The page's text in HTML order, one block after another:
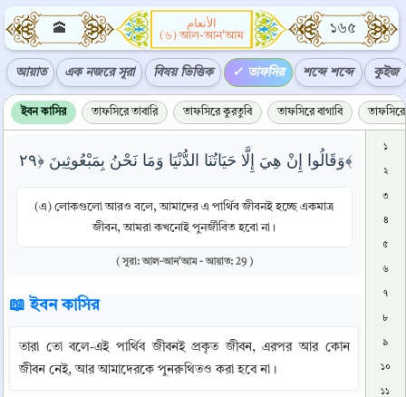
🕋
الأنعام
(৬) আল-আন'আম
১৬৫
আয়াত এক নজরে সূরা বিষয় ভিত্তিক তাফসির শব্দে শব্দে কুইজ
ইবন কাসির তাফসিরে তাবারি তাফসিরে কুরতুবি তাফসিরে বাগাবি তাফসিরে
وَقَالُوا إِنْ هِيَ إِلَّا حَيَاتُنَا الدُّنْيَا وَمَا نَحْنُ بِمَبْعُوثِينَ ﴿٢٩﴾
(এ) লোকগুলো আরও বলে, আমাদের এ পার্থিব জীবনই হচ্ছে একমাত্র
জীবন, আমরা কখনোই পুনর্জীবিত হবো না।
( সূরা: আল-আন'আম - আয়াত: 29 )
📖 ইবন কাসির
তারা তো বলে-এই পার্থিব জীবনই প্রকৃত জীবন, এরপর আর কোন
জীবন নেই, আর আমাদেরকে পুনরুথিতও করা হবে না।
১
২
৩
৪
৫
৬
৭
৮
৯
১০
১১